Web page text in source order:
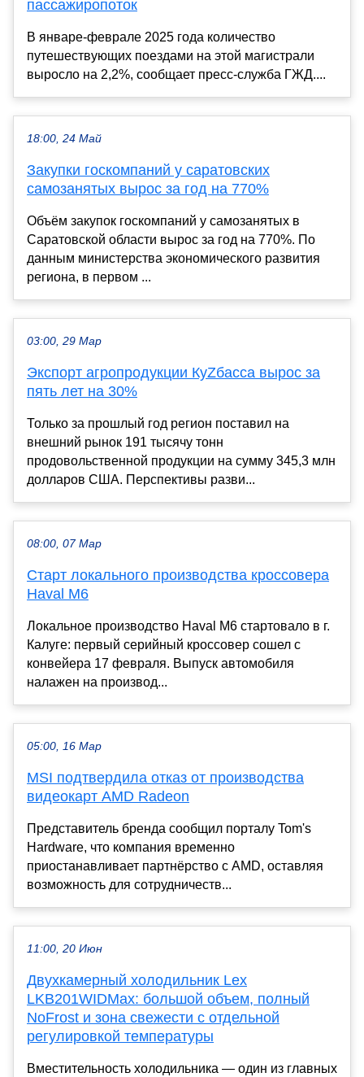
пассажиропоток
В январе-феврале 2025 года количество
путешествующих поездами на этой магистрали
выросло на 2,2%, сообщает пресс-служба ГЖД....
18:00, 24 Май
Закупки госкомпаний у саратовских
самозанятых вырос за год на 770%
Объём закупок госкомпаний у самозанятых в
Саратовской области вырос за год на 770%. По
данным министерства экономического развития
региона, в первом ...
03:00, 29 Мар
Экспорт агропродукции КуZбасса вырос за
пять лет на 30%
Только за прошлый год регион поставил на
внешний рынок 191 тысячу тонн
продовольственной продукции на сумму 345,3 млн
долларов США. Перспективы разви...
08:00, 07 Мар
Старт локального производства кроссовера
Haval M6
Локальное производство Haval M6 стартовало в г.
Калуге: первый серийный кроссовер сошел с
конвейера 17 февраля. Выпуск автомобиля
налажен на производ...
05:00, 16 Мар
MSI подтвердила отказ от производства
видеокарт AMD Radeon
Представитель бренда сообщил порталу Tom's
Hardware, что компания временно
приостанавливает партнёрство с AMD, оставляя
возможность для сотрудничеств...
11:00, 20 Июн
Двухкамерный холодильник Lex
LKB201WIDMax: большой объем, полный
NoFrost и зона свежести с отдельной
регулировкой температуры
Вместительность холодильника — один из главных